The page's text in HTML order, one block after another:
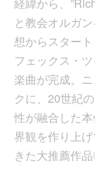
経緯から、
と教会オルガ
想からスター
フェックス・
楽曲が完成。
クに、20世紀
性が融合した
界観を作り上
きた大推薦